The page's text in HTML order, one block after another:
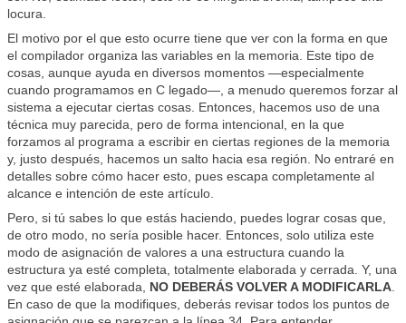
locura.
El motivo por el que esto ocurre tiene que ver con la forma en que
el compilador organiza las variables en la memoria. Este tipo de
cosas, aunque ayuda en diversos momentos —especialmente
cuando programamos en C legado—, a menudo queremos forzar al
sistema a ejecutar ciertas cosas. Entonces, hacemos uso de una
técnica muy parecida, pero de forma intencional, en la que
forzamos al programa a escribir en ciertas regiones de la memoria
y, justo después, hacemos un salto hacia esa región. No entraré en
detalles sobre cómo hacer esto, pues escapa completamente al
alcance e intención de este artículo.
Pero, si tú sabes lo que estás haciendo, puedes lograr cosas que,
de otro modo, no sería posible hacer. Entonces, solo utiliza este
modo de asignación de valores a una estructura cuando la
estructura ya esté completa, totalmente elaborada y cerrada. Y, una
vez que esté elaborada, NO DEBERÁS VOLVER A MODIFICARLA
En caso de que la modifiques, deberás revisar todos los puntos de